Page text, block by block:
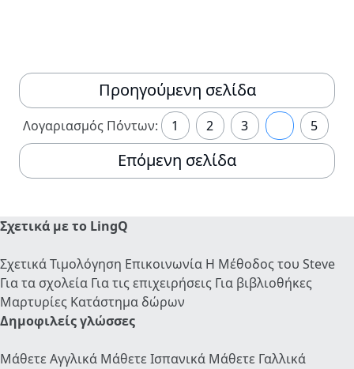
Προηγούμενη σελίδα
Λογαριασμός Πόντων: 1 2 3 5
Επόμενη σελίδα
Σχετικά με το LingQ
ΣχετικάΤιμολόγηση Επικοινωνία Η Μέθοδος του Steve
Για τα σχολεία Για τις επιχειρήσεις Για βιβλιοθήκες
Μαρτυρίες Κατάστημα δώρων
Δημοφιλείς γλώσσες
Μάθετε Αγγλικά Μάθετε Ισπανικά Μάθετε Γαλλικά